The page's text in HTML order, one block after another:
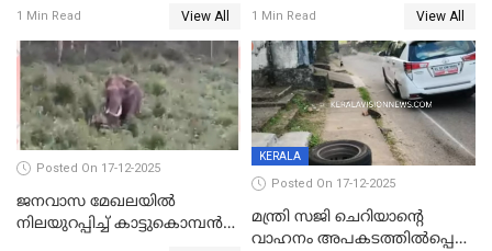
1 Min Read View All
ക്ലാസ് വിദ്യാർത്ഥിനി മരിച്ചു
1 Min Read View All
Posted On 17-12-2025
ജനവാസ മേഖലയില്‍
നിലയുറപ്പിച്ച് കാട്ടുകൊമ്പന്‍
KERALA
Posted On 17-12-2025
മന്ത്രി സജി ചെറിയാന്റെ
വാഹനം അപകടത്തിൽപ്പെട്ടു;